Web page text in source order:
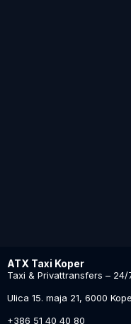
ATX Taxi Koper
Taxi & Privattransfers –
Ulica 15. maja 21, 6000
+386 51 40 40 80